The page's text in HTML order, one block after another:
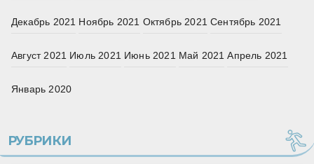
Декабрь 2021 Ноябрь 2021 Октябрь 2021 Сентябрь 2021
Август 2021 Июль 2021 Июнь 2021 Май 2021 Апрель 2021
Январь 2020
РУБРИКИ